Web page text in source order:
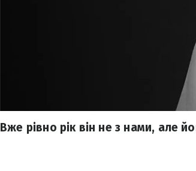
Вже рівно рік він не з нами, але